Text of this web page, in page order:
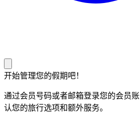
开始管理您的假期吧！
通过会员号码或者邮箱登录您的会员
认您的旅行选项和额外服务。